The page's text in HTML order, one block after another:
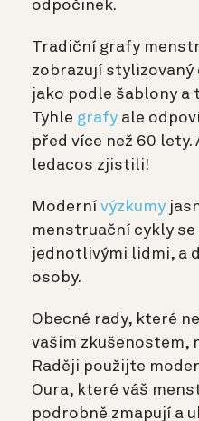
odpočinek.
Tradiční grafy
zobrazují
jako podle šablony a
Tyhle grafy ale
před více než 60 lety.
ledacos zjistili!
Moderní výzkumy
menstruační cykly
jednotlivými lidmi, a
osoby.
Obecné rady, které
vašim zkušenostem,
Raději použijte
Oura, které váš
podrobně zmapují a